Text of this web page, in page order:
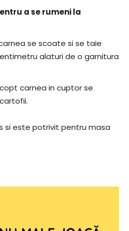
a se rumeni la
se scoate si se taie
alaturi de o garnitura
carnea in cuptor se
si este potrivit pentru masa